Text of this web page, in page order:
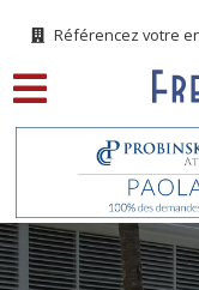
Référencez votre